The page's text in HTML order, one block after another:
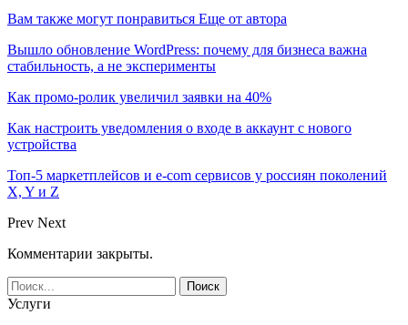
Вам также могут понравиться Еще от автора
Вышло обновление WordPress: почему для бизнеса важна
стабильность, а не эксперименты
Как промо-ролик увеличил заявки на 40%
Как настроить уведомления о входе в аккаунт с нового
устройства
Топ-5 маркетплейсов и e-com сервисов у россиян поколений
X, Y и Z
Prev Next
Комментарии закрыты.
Услуги